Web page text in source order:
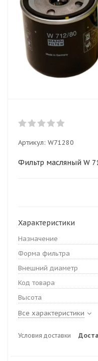
Артикул: W71280
Фильтр масляный W
Характеристики
Назначение
Форма фильтра
Внешний диаметр
Код товара
Высота
Все характеристики
Условия доставки